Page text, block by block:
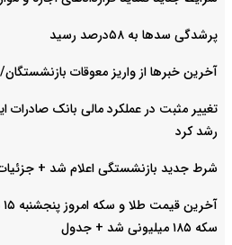
پرشدگی سدها به ۵۸درصد رسید
آخرین خبرها از واریز معوقات
رشد کرد
شرط جدید بازنشستگی اعلام شد +
سکه ۱۸۵ میلیونی شد + جدول